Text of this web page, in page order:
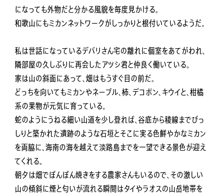
になっても外物だと分かる風貌を毎度見かける。
和歌山にもミカンネットワークがしっかりと根付いているようだ。
私は世話になっているデバリさん宅の離れに個室をあてがわれ、
隣部屋の久しぶりに再会したアツシ君と仲良く働いている。
家は山の斜面にあって、畑はもうすぐ目の前だ。
どっちを向いてもミカンやネーブル、柿、デコポン、キウイと、柑橘
系の果物が元気に育っている。
蛇のようにうねる細い山道を少し登れば、谷底から稜線までびっ
しりと築かれた遺跡のような石垣とそこに実る色鮮やかなミカン
を両脇に、海南の海を越えて淡路島までを一望できる景色が迎え
てくれる。
朝夕は畑でぼんぼん焼きをする農家さんもいるので、その激しい
山の傾斜に煙と匂いが流れる瞬間はタイやラオスの山岳地帯を